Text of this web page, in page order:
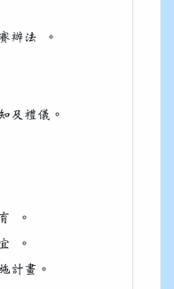
辦法 。
及禮儀。
。
。
計畫。